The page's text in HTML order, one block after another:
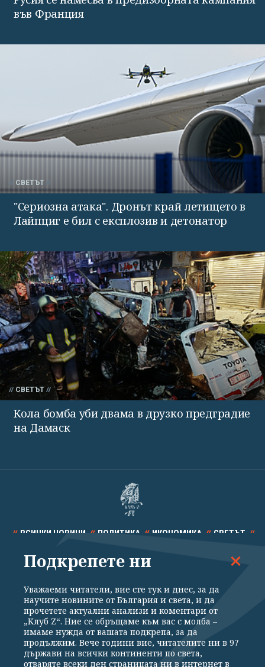
във Франция
СВЕТЪТ
"Сериозна атака". Дронът край летището в
Лайпциг е бил с експлозив и детонатор
СВЕТЪТ
Кола бомба уби двама в друзко предградие
на Дамаск
ВСИЧКИ НОВИНИ ПОЛИТИКА ИКОНОМИКА СВЕТЪТ
СПОРТ КУЛТУРА ТЕХНОЛОГИИ КАЛЕЙДОСКОП
Общи условия
Политика за поверителност
Подкрепете ни
Уважаеми читатели, вие сте тук и днес, за да
научите новините от България и света, и да
прочетете актуални анализи и коментари от
„Клуб Z“. Ние се обръщаме към вас с молба –
имаме нужда от вашата подкрепа, за да
продължим. Вече години вие, читателите ни в 97
държави на всички континенти по света,
отваряте всеки ден страницата ни в интернет в